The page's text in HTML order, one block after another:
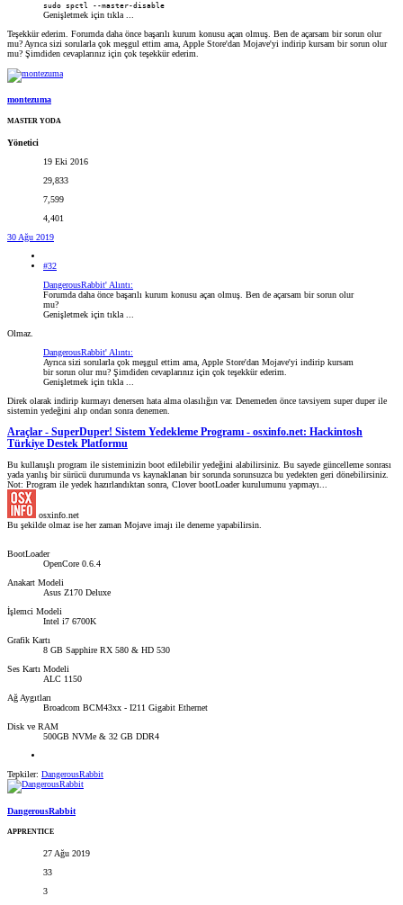
sudo spctl --master-disable
Genişletmek için tıkla ...
Teşekkür ederim. Forumda daha önce başarılı kurum konusu açan olmuş. Ben de açarsam bir sorun olur
mu? Ayrıca sizi sorularla çok meşgul ettim ama, Apple Store'dan Mojave'yi indirip kursam bir sorun olur
mu? Şimdiden cevaplarınız için çok teşekkür ederim.
montezuma
MASTER YODA
Yönetici
19 Eki 2016
29,833
7,599
4,401
30 Ağu 2019
#32
DangerousRabbit' Alıntı:
Forumda daha önce başarılı kurum konusu açan olmuş. Ben de açarsam bir sorun olur
mu?
Genişletmek için tıkla ...
Olmaz.
DangerousRabbit' Alıntı:
Ayrıca sizi sorularla çok meşgul ettim ama, Apple Store'dan Mojave'yi indirip kursam
bir sorun olur mu? Şimdiden cevaplarınız için çok teşekkür ederim.
Genişletmek için tıkla ...
Direk olarak indirip kurmayı denersen hata alma olasılığın var. Denemeden önce tavsiyem super duper ile
sistemin yedeğini alıp ondan sonra denemen.
Araçlar - SuperDuper! Sistem Yedekleme Programı - osxinfo.net: Hackintosh
Türkiye Destek Platformu
Bu kullanışlı program ile sisteminizin boot edilebilir yedeğini alabilirsiniz. Bu sayede güncelleme sonrası
yada yanlış bir sürücü durumunda vs kaynaklanan bir sorunda sorunsuzca bu yedekten geri dönebilirsiniz.
Not: Program ile yedek hazırlandıktan sonra, Clover bootLoader kurulumunu yapmayı...
osxinfo.net
Bu şekilde olmaz ise her zaman Mojave imajı ile deneme yapabilirsin.
BootLoader
OpenCore 0.6.4
Anakart Modeli
Asus Z170 Deluxe
İşlemci Modeli
Intel i7 6700K
Grafik Kartı
8 GB Sapphire RX 580 & HD 530
Ses Kartı Modeli
ALC 1150
Ağ Aygıtları
Broadcom BCM43xx - I211 Gigabit Ethernet
Disk ve RAM
500GB NVMe & 32 GB DDR4
Tepkiler: DangerousRabbit
DangerousRabbit
APPRENTICE
27 Ağu 2019
33
3